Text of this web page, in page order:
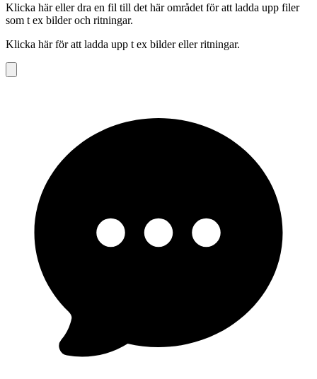
Klicka här eller dra en fil till det här området för att ladda upp filer
som t ex bilder och ritningar.
Klicka här för att ladda upp t ex bilder eller ritningar.